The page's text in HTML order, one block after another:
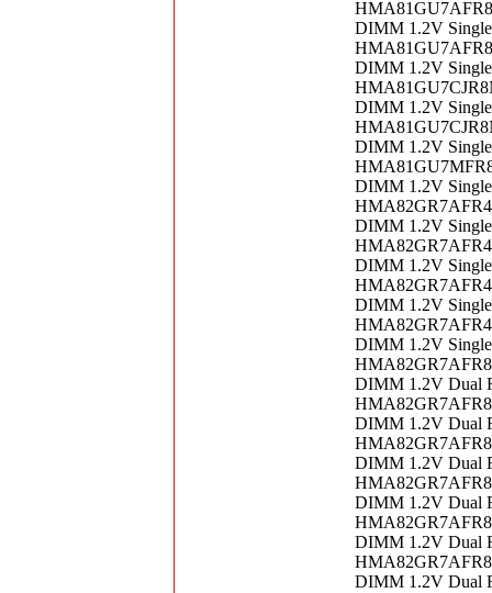
DIMM 1.2V
DIMM 1.2V
DIMM 1.2V
DIMM 1.2V
DIMM 1.2V
DIMM 1.2V
DIMM 1.2V
DIMM 1.2V
DIMM 1.2V
DIMM 1.2V Dual
DIMM 1.2V Dual
DIMM 1.2V Dual
DIMM 1.2V Dual
DIMM 1.2V Dual
DIMM 1.2V Dual